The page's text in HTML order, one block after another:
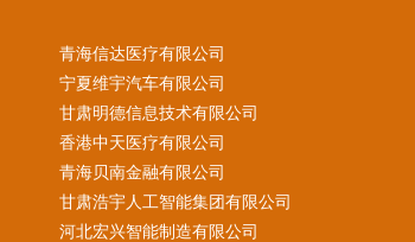
青海信达医疗有限公司
宁夏维宇汽车有限公司
甘肃明德信息技术有限公司
香港中天医疗有限公司
青海贝南金融有限公司
甘肃浩宇人工智能集团有限公司
河北宏兴智能制造有限公司